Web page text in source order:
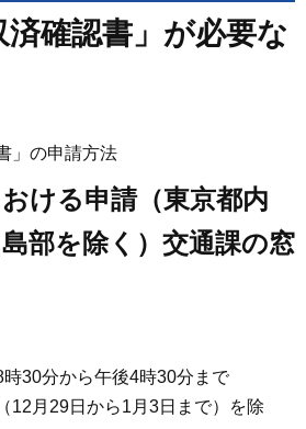
済確認書」が必要な
」の申請方法
ける申請（東京都内
部を除く）交通課の窓
30分から午後4時30分まで
12月29日から1月3日まで）を除